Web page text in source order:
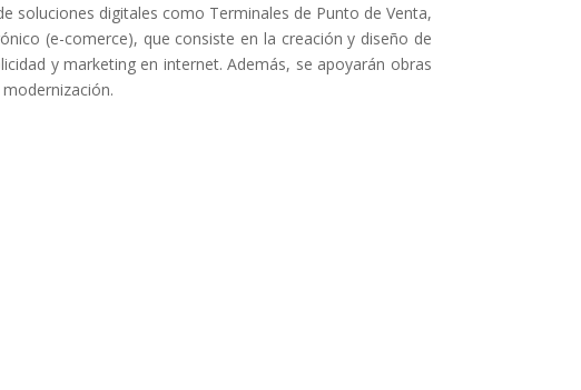
soluciones digitales como Terminales de Punto de Venta,
(e-comerce), que consiste en la creación y diseño de
y marketing en internet. Además, se apoyarán obras